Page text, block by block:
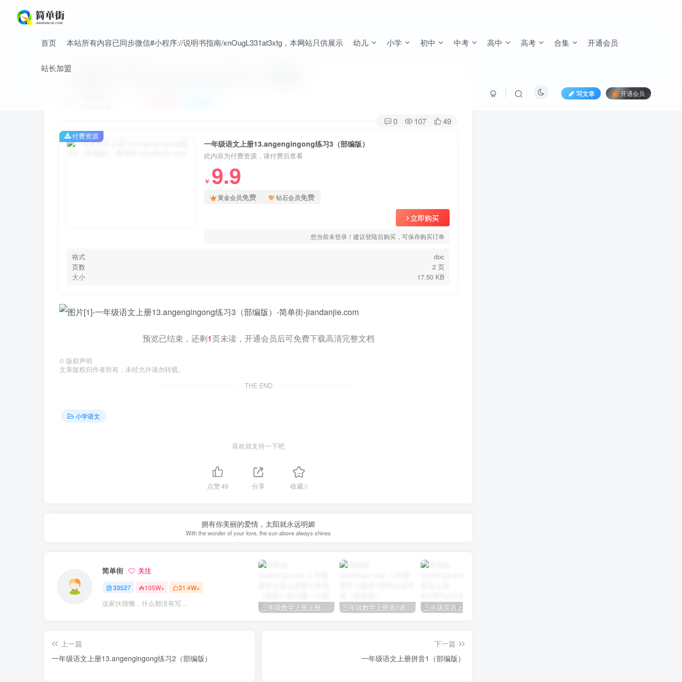
首页 本站所有内容已同步微信#小程序://说明书指南/xnOugL331at3xtg，本网站只供展示 幼儿 小学 初中 中考 高中 高考 合集 开通会员
站长加盟
写文章 开通会员
首页 小学 小学语文 正文
一年级语文上册13.angengingong练习3（部编版）
0 107 49
一年级语文上册13.angengingong练习3（部编版）
此内容为付费资源，请付费后查看
￥ 9.9
黄金会员免费 钻石会员免费
立即购买
您当前未登录！建议登陆后购买，可保存购买订单
格式
doc
页数
2 页
大小
17.50 KB
付费资源
预览已结束，还剩1页未读，开通会员后可免费下载高清完整文档
© 版权声明
文章版权归作者所有，未经允许请勿转载。
THE END
小学语文
喜欢就支持一下吧
点赞49 分享 收藏0
拥有你美丽的爱情，太阳就永远明媚
With the wonder of your love, the sun above always shines
简单街 关注
33527 105W+ 31.4W+
这家伙很懒，什么都没有写... 三年级数学上册上册第三单元《测量》练习题（人教版） 三年级数学上册第1课时认识千克（苏教版）
上一篇
一年级语文上册13.angengingong练习2（部编版）
下一篇
一年级语文上册拼音1（部编版）